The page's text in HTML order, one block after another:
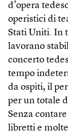
d’opera
operistici di
Stati Uniti. In
lavorano
concerto
tempo
da ospiti, il
per un totale
Senza
libretti e